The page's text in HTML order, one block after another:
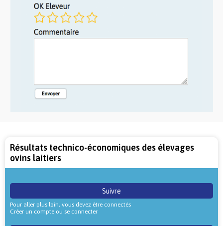
Résultats technico-économiques des élevages
ovins laitiers
Suivre
Pour aller plus loin, vous devez être connectés
Créer un compte ou se connecter